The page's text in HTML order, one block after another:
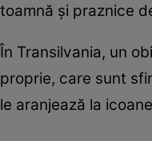
toamnă și praznice
În Transilvania, un
proprie, care sunt
le aranjează la